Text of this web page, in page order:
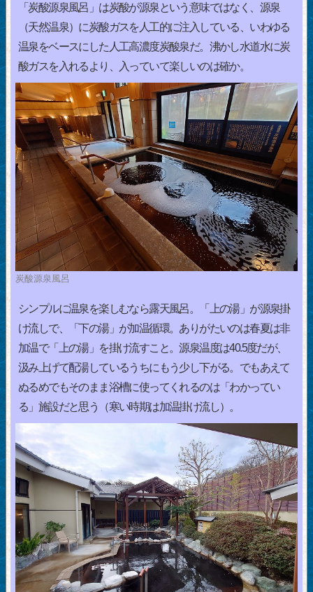
「炭酸源泉風呂」は炭酸が源泉という意味ではなく、源泉
（天然温泉）に炭酸ガスを人工的に注入している、いわゆる
温泉をベースにした人工高濃度炭酸泉だ。沸かし水道水に炭
酸ガスを入れるより、入っていて楽しいのは確か。
炭酸源泉風呂
シンプルに温泉を楽しむなら露天風呂。「上の湯」が源泉掛
け流しで、「下の湯」が加温循環。ありがたいのは春夏は非
加温で「上の湯」を掛け流すこと。源泉温度は40.5度だが、
汲み上げて配湯しているうちにもう少し下がる。でもあえて
ぬるめでもそのまま浴槽に使ってくれるのは「わかってい
る」施設だと思う（寒い時期は加温掛け流し）。